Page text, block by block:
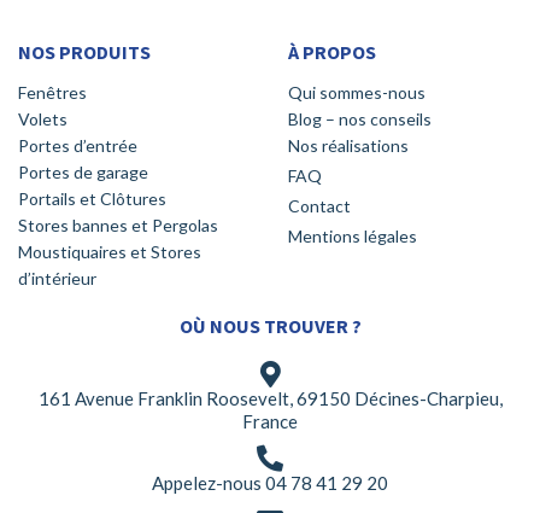
NOS PRODUITS
Fenêtres
Volets
Portes d’entrée
Portes de garage
Portails et Clôtures
Stores bannes et Pergolas
Moustiquaires et Stores
d’intérieur
À PROPOS
Qui sommes-nous
Blog – nos conseils
Nos réalisations
FAQ
Contact
Mentions légales
OÙ NOUS TROUVER ?
161 Avenue Franklin Roosevelt, 69150 Décines-Charpieu,
France
Appelez-nous 04 78 41 29 20